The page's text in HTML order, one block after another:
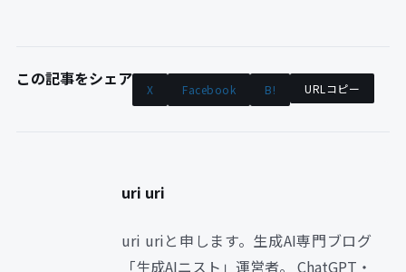
この記事をシェア X Facebook B! URLコピー
uri uri
uri uriと申します。生成AI専門ブログ
「生成AIニスト」運営者。 ChatGPT・